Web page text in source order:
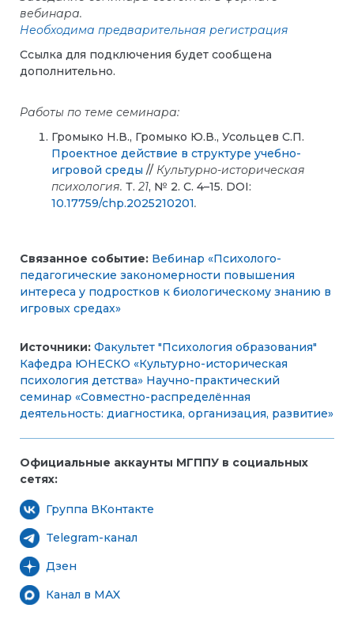
вебинара.
Необходима предварительная регистрация
Ссылка для подключения будет сообщена
дополнительно.
Работы по теме семинара:
Громыко Н.В., Громыко Ю.В., Усольцев С.П.
Проектное действие в структуре учебно-
игровой среды // Культурно-историческая
психология. Т. 21, № 2. С. 4–15. DOI:
10.17759/chp.2025210201.
Связанное событие: Вебинар «Психолого-
педагогические закономерности повышения
интереса у подростков к биологическому знанию в
игровых средах»
Источники: Факультет "Психология образования"
Кафедра ЮНЕСКО «Культурно-историческая
психология детства» Научно-практический
семинар «Совместно-распределённая
деятельность: диагностика, организация, развитие»
Официальные аккаунты МГППУ в социальных
сетях:
Группа ВКонтакте
Telegram-канал
Дзен
Канал в MAX